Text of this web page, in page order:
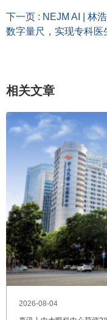
下一页 : NEJM AI | 林
数字量尺，实现专科医
相关文章
2026-08-04